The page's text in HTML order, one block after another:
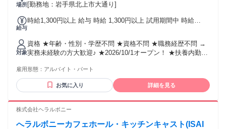
場所[勤務地：岩手県北上市大通り]
給与
時給1,300円以上 給与 時給 1,300円以上 試用期間中 時給
対象
資格 ★年齢・性別・学歴不問 ★資格不問 ★職務経歴不問 →
実務未経験の方大歓迎♪ ★2026/10/1オープン！ ★扶養内勤務
主婦（夫）の方 活躍中！ ★フリーターの方 活躍中！ ★長期
で働ける方歓迎
雇用形態： アルバイト・パート
お気に入り 詳細を見る
株式会社ヘラルボニー
へラルボニーカフェホール・キッチンキャスト(ISAI